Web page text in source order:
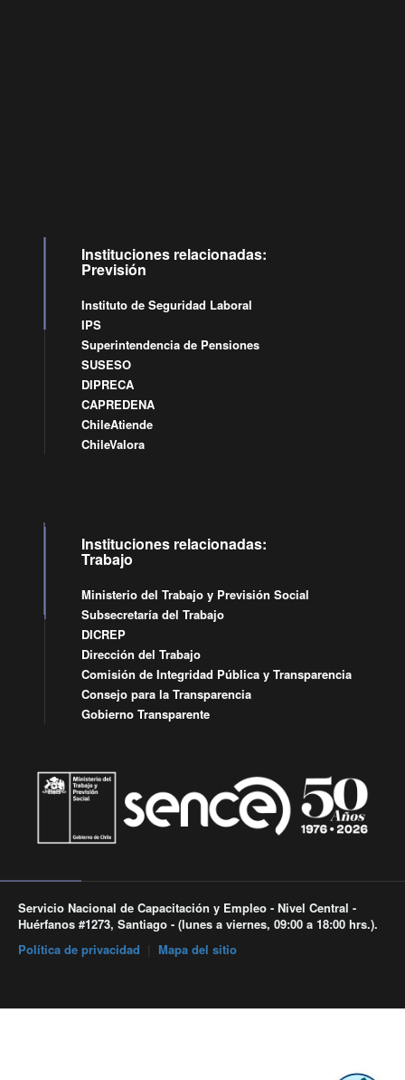
Instituciones relacionadas:
Previsión
Instituto de Seguridad Laboral
IPS
Superintendencia de Pensiones
SUSESO
DIPRECA
CAPREDENA
ChileAtiende
ChileValora
Instituciones relacionadas:
Trabajo
Ministerio del Trabajo y Previsión Social
Subsecretaría del Trabajo
DICREP
Dirección del Trabajo
Comisión de Integridad Pública y Transparencia
Consejo para la Transparencia
Gobierno Transparente
Servicio Nacional de Capacitación y Empleo - Nivel Central -
Huérfanos #1273, Santiago - (lunes a viernes, 09:00 a 18:00 hrs.).
Política de privacidad
Mapa del sitio